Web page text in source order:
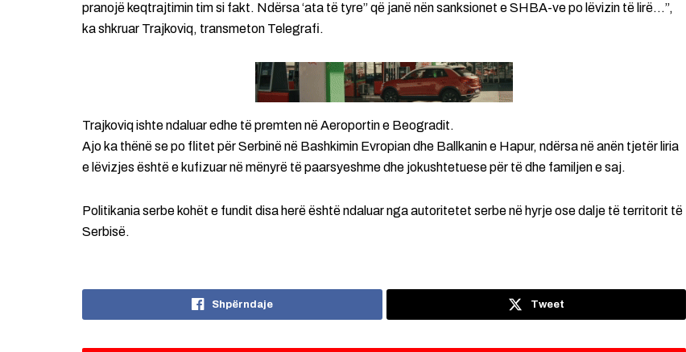
pranojë keqtrajtimin tim si fakt. Ndërsa ‘ata të tyre” që janë nën sanksionet e SHBA-ve po lëvizin të lirë…”,
ka shkruar Trajkoviq, transmeton Telegrafi.
Trajkoviq ishte ndaluar edhe të premten në Aeroportin e Beogradit.
Ajo ka thënë se po flitet për Serbinë në Bashkimin Evropian dhe Ballkanin e Hapur, ndërsa në anën tjetër liria
e lëvizjes është e kufizuar në mënyrë të paarsyeshme dhe jokushtetuese për të dhe familjen e saj.
Politikania serbe kohët e fundit disa herë është ndaluar nga autoritetet serbe në hyrje ose dalje të territorit të
Serbisë.
Shpërndaje Tweet